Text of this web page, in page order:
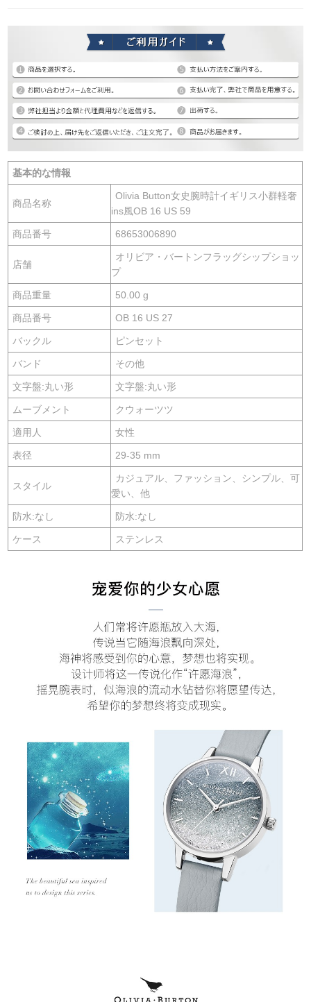
基本的な情報
商品名称
Olivia Button女史腕時計イギリス小群軽奢
ins風OB 16 US 59
商品番号 68653006890
店舗
オリビア・バートンフラッグシップショッ
プ
商品重量 50.00 g
商品番号 OB 16 US 27
バックル ピンセット
バンド その他
文字盤:丸い形 文字盤:丸い形
ムーブメント クウォーツツ
適用人 女性
表径 29-35 mm
スタイル
カジュアル、ファッション、シンプル、可
愛い、他
防水:なし 防水:なし
ケース ステンレス